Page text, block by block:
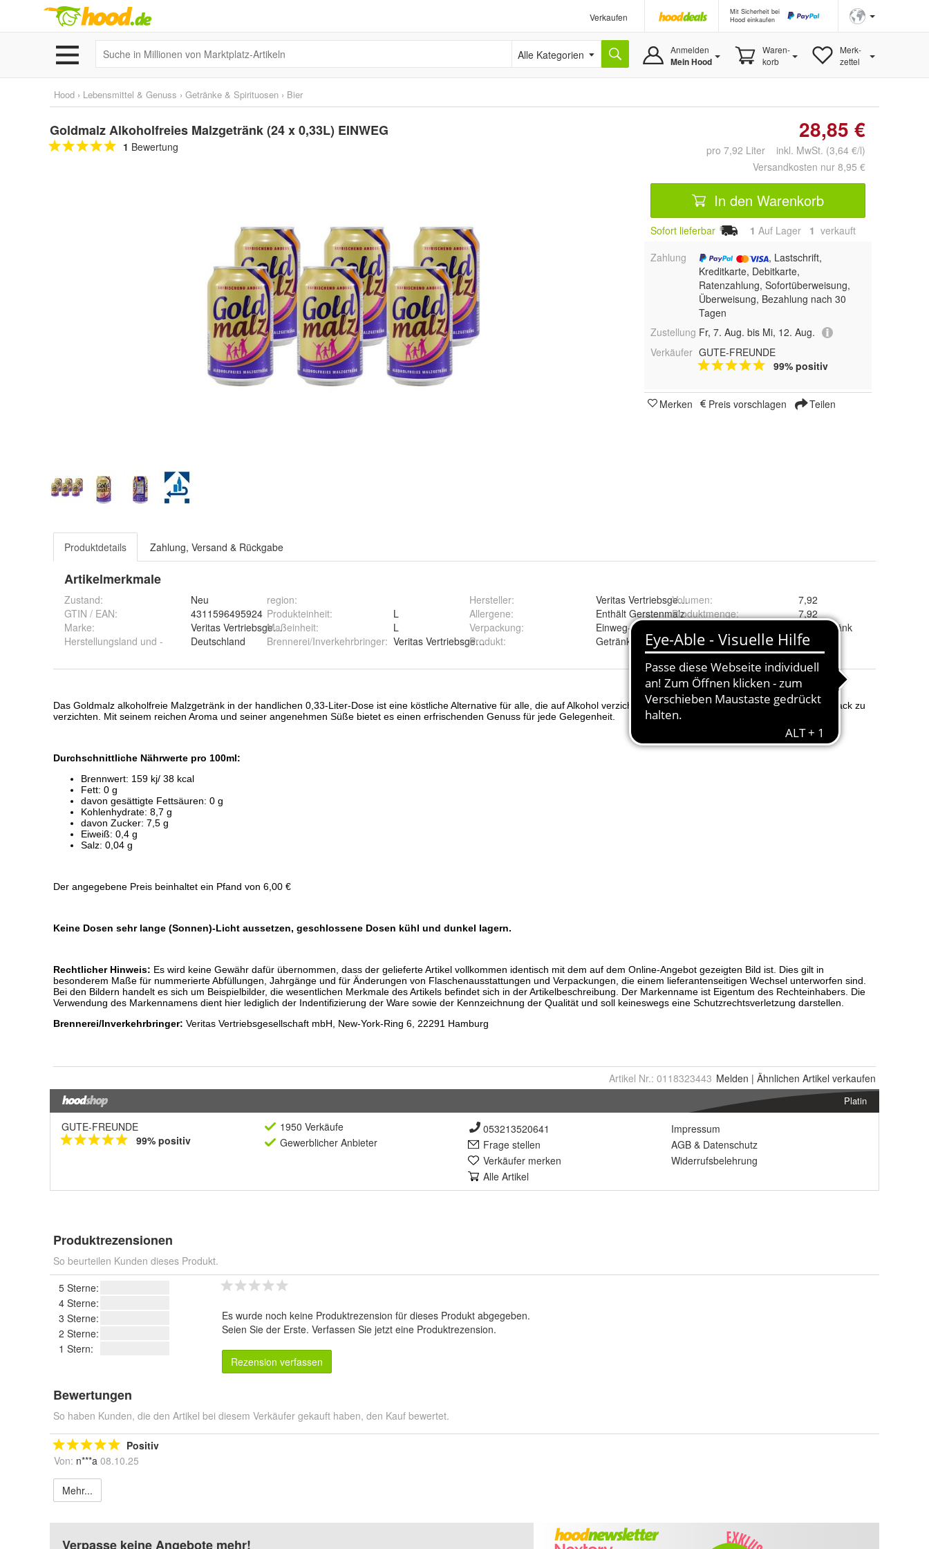
Verkaufen
Mit Sicherheit bei
Hood einkaufen
Alle Kategorien Anmelden
Mein Hood
Waren-
korb
Merk-
zettel
Hood › Lebensmittel & Genuss › Getränke & Spirituosen › Bier
Goldmalz Alkoholfreies Malzgetränk (24 x 0,33L) EINWEG
1 Bewertung
28,85 €
pro 7,92 Liter inkl. MwSt. (3,64 €/l)
Versandkosten nur 8,95 €
In den Warenkorb
Sofort lieferbar 1 Auf Lager 1 verkauft
Zahlung
, Lastschrift,
Kreditkarte, Debitkarte,
Ratenzahlung, Sofortüberweisung,
Überweisung, Bezahlung nach 30
Tagen
Zustellung Fr, 7. Aug. bis Mi, 12. Aug.
Verkäufer GUTE-FREUNDE
99% positiv
Merken Preis vorschlagen Teilen
Produktdetails Zahlung, Versand & Rückgabe
Artikelmerkmale
Zustand:
Neu
GTIN / EAN:
4311596495924
Marke:
Veritas Vertriebsgesellschaft mbH
Herstellungsland und -
region:
Deutschland
Produkteinheit:
L
Maßeinheit:
L
Brennerei/Inverkehrbringer: Veritas Vertriebsgesellschaft mbH, 22291 Hamburg
Hersteller:
Veritas Vertriebsgesellschaft mbH
Allergene:
Enthält Gerstenmalz
Verpackung:
Einweg-Pfanddose
Produkt: Getränk
Volumen:
7,92
Produktmenge:
7,92
Malzgetränk
Artikel Nr.: 0118323443 Melden | Ähnlichen Artikel verkaufen
Platin
GUTE-FREUNDE
99% positiv
1950 Verkäufe
Gewerblicher Anbieter
053213520641
Frage stellen
Verkäufer merken
Alle Artikel
Impressum
AGB & Datenschutz
Widerrufsbelehrung
Produktrezensionen
So beurteilen Kunden dieses Produkt.
5 Sterne:
4 Sterne:
3 Sterne:
2 Sterne:
1 Stern:
Es wurde noch keine Produktrezension für dieses Produkt abgegeben.
Seien Sie der Erste. Verfassen Sie jetzt eine Produktrezension.
Rezension verfassen
Bewertungen
So haben Kunden, die den Artikel bei diesem Verkäufer gekauft haben, den Kauf bewertet.
Positiv
Von: n***a 08.10.25
Mehr...
Verpasse keine Angebote mehr!